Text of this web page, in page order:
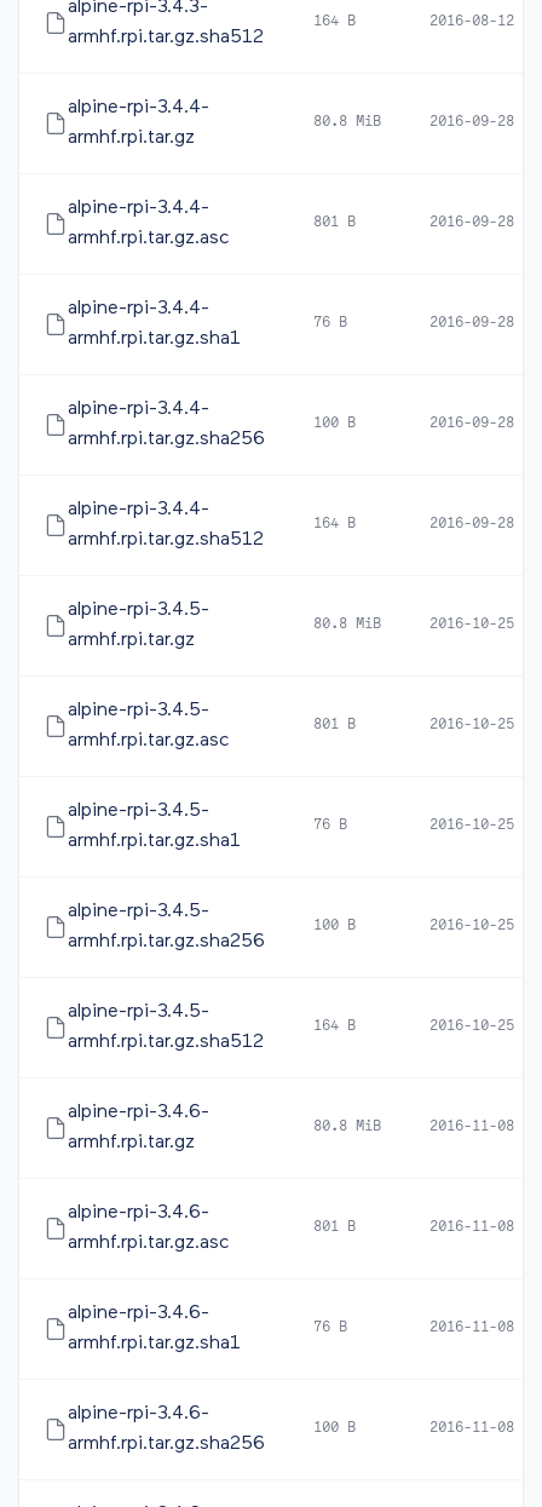
alpine-rpi-3.4.3-
armhf.rpi.tar.gz.sha512
164 B 2016-08-12
alpine-rpi-3.4.4-
armhf.rpi.tar.gz
80.8 MiB 2016-09-28
alpine-rpi-3.4.4-
armhf.rpi.tar.gz.asc
801 B 2016-09-28
alpine-rpi-3.4.4-
armhf.rpi.tar.gz.sha1
76 B 2016-09-28
alpine-rpi-3.4.4-
armhf.rpi.tar.gz.sha256
100 B 2016-09-28
alpine-rpi-3.4.4-
armhf.rpi.tar.gz.sha512
164 B 2016-09-28
alpine-rpi-3.4.5-
armhf.rpi.tar.gz
80.8 MiB 2016-10-25
alpine-rpi-3.4.5-
armhf.rpi.tar.gz.asc
801 B 2016-10-25
alpine-rpi-3.4.5-
armhf.rpi.tar.gz.sha1
76 B 2016-10-25
alpine-rpi-3.4.5-
armhf.rpi.tar.gz.sha256
100 B 2016-10-25
alpine-rpi-3.4.5-
armhf.rpi.tar.gz.sha512
164 B 2016-10-25
alpine-rpi-3.4.6-
armhf.rpi.tar.gz
80.8 MiB 2016-11-08
alpine-rpi-3.4.6-
armhf.rpi.tar.gz.asc
801 B 2016-11-08
alpine-rpi-3.4.6-
armhf.rpi.tar.gz.sha1
76 B 2016-11-08
alpine-rpi-3.4.6-
armhf.rpi.tar.gz.sha256
100 B 2016-11-08